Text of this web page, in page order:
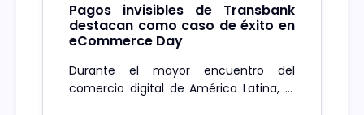
Pagos invisibles de Transbank
destacan como caso de éxito en
eCommerce Day
Durante el mayor encuentro del
comercio digital de América Latina, la